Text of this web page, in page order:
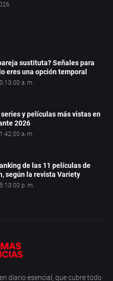
sustituta? Señales para
eres una opción temporal
a. m.
y películas más vistas en
2026
a. m.
de las 11 películas de
según la revista Variety
p. m.
diario esencial, que cubre todo